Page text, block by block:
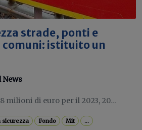
strade, ponti e
istituito un
News
milioni di euro per il 2023, 20...
sicurezza Fondo Mit ...